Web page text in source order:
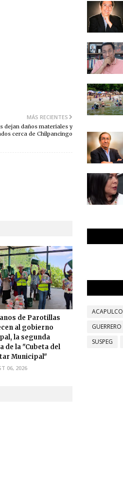
MÁS RECIENTES
dejan daños materiales y
cerca de Chilpancingo
de Parotillas
al gobierno
la segunda
de la "Cubeta del
Municipal"
06, 2026
ACAPULCO
GUERRERO
SUSPEG